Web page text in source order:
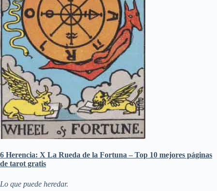
6 Herencia: X La Rueda de la Fortuna – Top 10 mejores páginas
de tarot gratis
Lo que puede heredar.